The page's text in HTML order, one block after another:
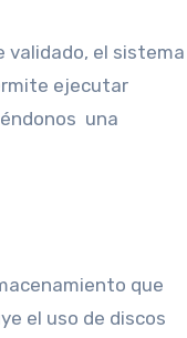
validado, el sistema
ejecutar
una
que
el uso de discos